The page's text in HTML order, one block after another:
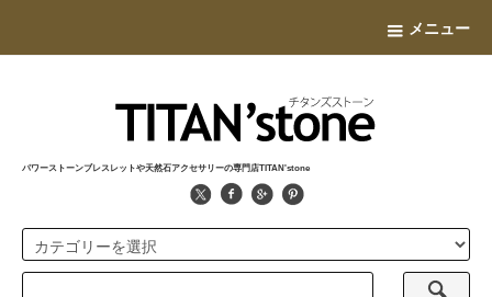
メニュー
パワーストーンブレスレットや天然石アクセサリーの専門店TITAN'stone